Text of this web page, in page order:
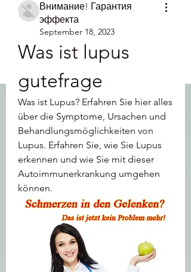
Внимание! Гарантия
эффекта
September 18, 2023
Was ist lupus
gutefrage
Was ist Lupus? Erfahren Sie hier alles
über die Symptome, Ursachen und
Behandlungsmöglichkeiten von
Lupus. Erfahren Sie, wie Sie Lupus
erkennen und wie Sie mit dieser
Autoimmunerkrankung umgehen
können.